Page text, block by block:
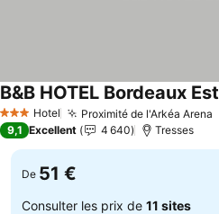
3 ÉtoilesHotel Proximité de l'Arkéa Arena
B&B HOTEL Bordeaux Est
9,1 Excellent 4 640 Tresses
De 51 €
Consulter les prix de 11 sites